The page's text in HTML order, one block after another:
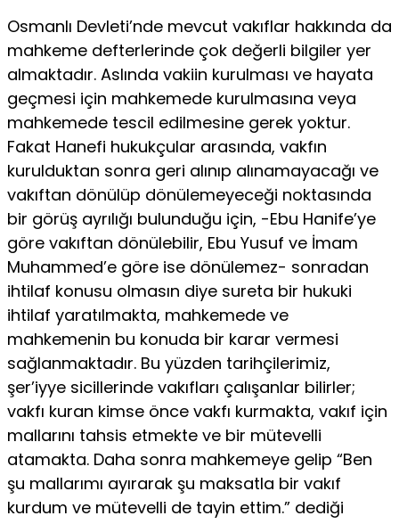
Osmanlı Devleti’nde mevcut vakıflar hakkında da
mahke­me defterlerinde çok değerli bilgiler yer
almaktadır. Aslında vak­iin kurulması ve hayata
geçmesi için mahkemede kurulmasına veya
mahkemede tescil edilmesine gerek yoktur.
Fakat Hanefi hukukçular arasında, vakfın
kurulduktan sonra geri alınıp alı­namayacağı ve
vakıftan dönülüp dönülemeyeceği noktasında
bir görüş ayrılığı bulunduğu için, -Ebu Hanife’ye
göre vakıftan dö­nülebilir, Ebu Yusuf ve İmam
Muhammed’e göre ise dönülemez- sonradan
ihtilaf konusu olmasın diye sureta bir hukuki
ihtilaf yaratılmakta, mahkemede ve
mahkemenin bu konuda bir karar vermesi
sağlanmaktadır. Bu yüzden tarihçilerimiz,
şer’iyye sicil­lerinde vakıfları çalışanlar bilirler;
vakfı kuran kimse önce vakfı kurmakta, vakıf için
mallarını tahsis etmekte ve bir mütevelli
atamakta. Daha sonra mahkemeye gelip “Ben
şu mallarımı ayı­rarak şu maksatla bir vakıf
kurdum ve mütevelli de tayin ettim.” dediği